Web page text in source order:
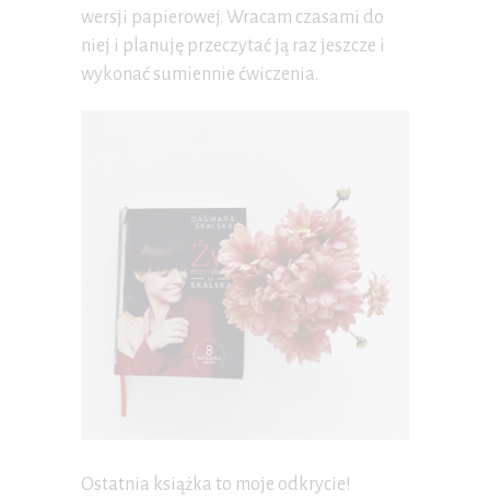
wersji papierowej. Wracam czasami do
niej i planuję przeczytać ją raz jeszcze i
wykonać sumiennie ćwiczenia.
Ostatnia książka to moje odkrycie!